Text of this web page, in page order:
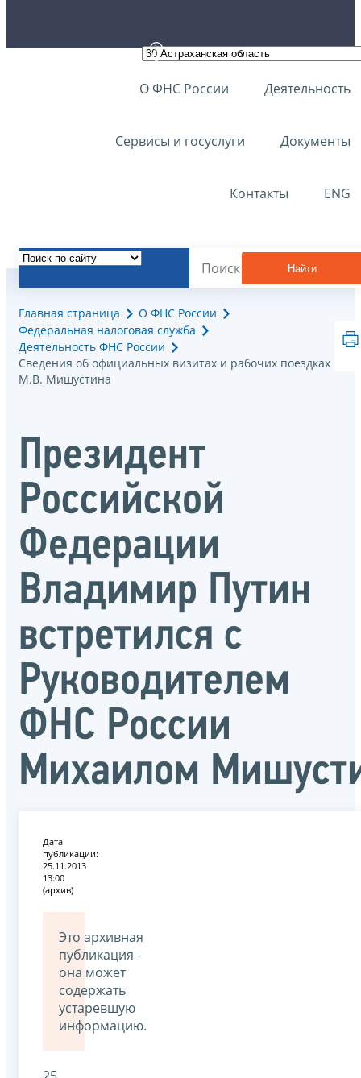
О ФНС России Деятельность
Сервисы и госуслуги Документы
Контакты ENG
Найти
Главная страница
О ФНС России
Федеральная налоговая служба
Деятельность ФНС России
Сведения об официальных визитах и рабочих поездках
М.В. Мишустина
Президент
Российской
Федерации
Владимир Путин
встретился с
Руководителем
ФНС России
Михаилом
Дата
публикации:
25.11.2013
13:00
(архив)
Это архивная
публикация -
она может
содержать
устаревшую
информацию.